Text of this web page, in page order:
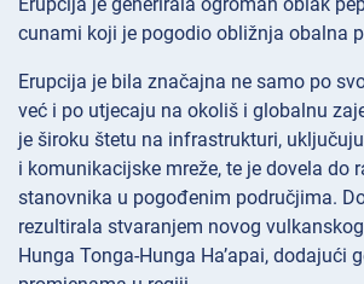
Erupcija je generirala ogroman oblak
cunami koji je pogodio obližnja obalna
Erupcija je bila značajna ne samo po
već i po utjecaju na okoliš i globalnu
je široku štetu na infrastrukturi,
i komunikacijske mreže, te je dovela do
stanovnika u pogođenim područjima.
rezultirala stvaranjem novog
Hunga Tonga-Hunga Ha’apai, dodajući